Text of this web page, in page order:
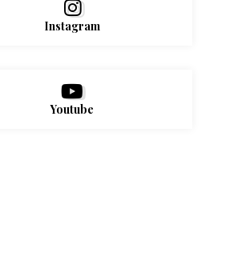
Instagram
Youtube